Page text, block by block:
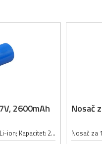
2600mAh
Punjiva baterija; Hemijski sastav: Li-ion; Kapacitet: 2600mAh; Napon: 3.7V; Tip: 18650; Dužina: 65mm; Prečnik: 18.6mm;
Nosač